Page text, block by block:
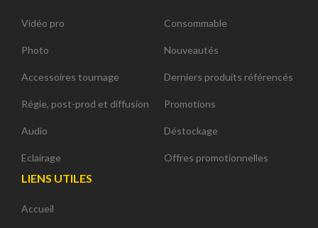
Vidéo pro
Photo
Accessoires tournage
Régie, post-prod et diffusion
Audio
Eclairage
Consommable
Nouveautés
Derniers produits référencés
Promotions
Déstockage
Offres promotionnelles
LIENS UTILES
Accueil